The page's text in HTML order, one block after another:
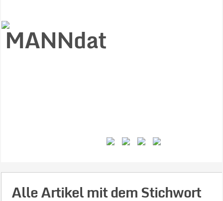
Alle Artikel mit dem Stichwort